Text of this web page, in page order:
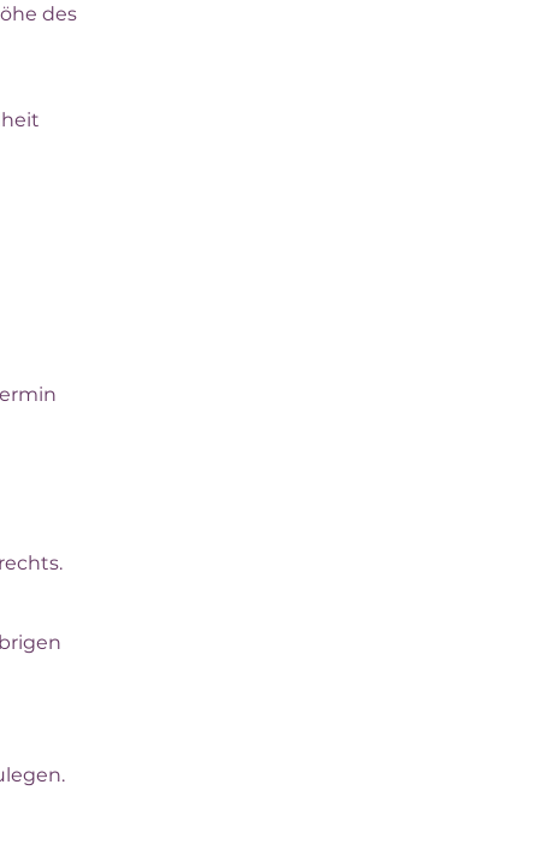
des